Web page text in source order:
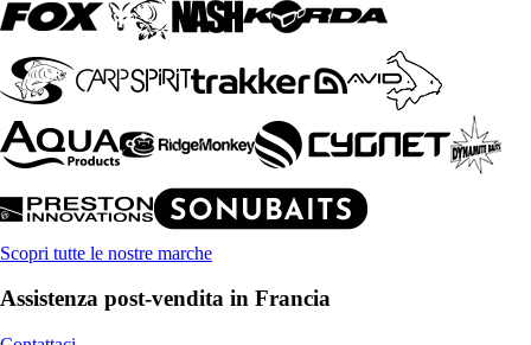
Scopri tutte le nostre marche
Assistenza post-vendita in Francia